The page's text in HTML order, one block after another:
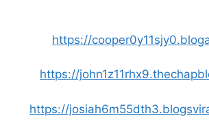
https://
https://
https://